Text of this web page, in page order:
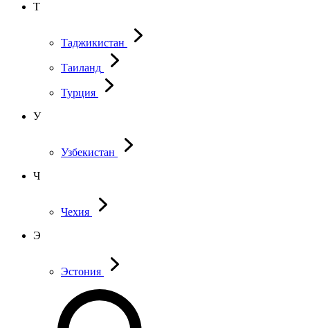
Т
Таджикистан
Таиланд
Турция
У
Узбекистан
Ч
Чехия
Э
Эстония